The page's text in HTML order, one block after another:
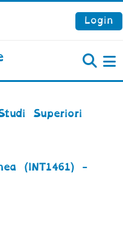
Login
Superiori
(INT1461) -